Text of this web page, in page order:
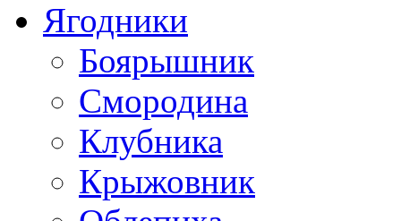
Ягодники
Боярышник
Смородина
Клубника
Крыжовник